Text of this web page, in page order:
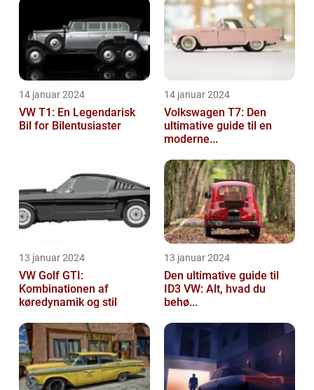
14 januar 2024
VW T1: En Legendarisk
Bil for Bilentusiaster
14 januar 2024
Volkswagen T7: Den
ultimative guide til en
moderne...
13 januar 2024
VW Golf GTI:
Kombinationen af
køredynamik og stil
13 januar 2024
Den ultimative guide til
ID3 VW: Alt, hvad du
behø...